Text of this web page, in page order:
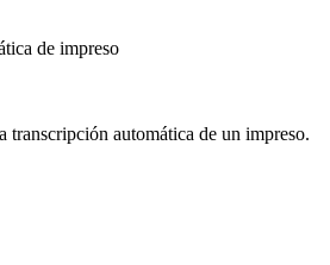
de impreso
transcripción automática de un impreso.